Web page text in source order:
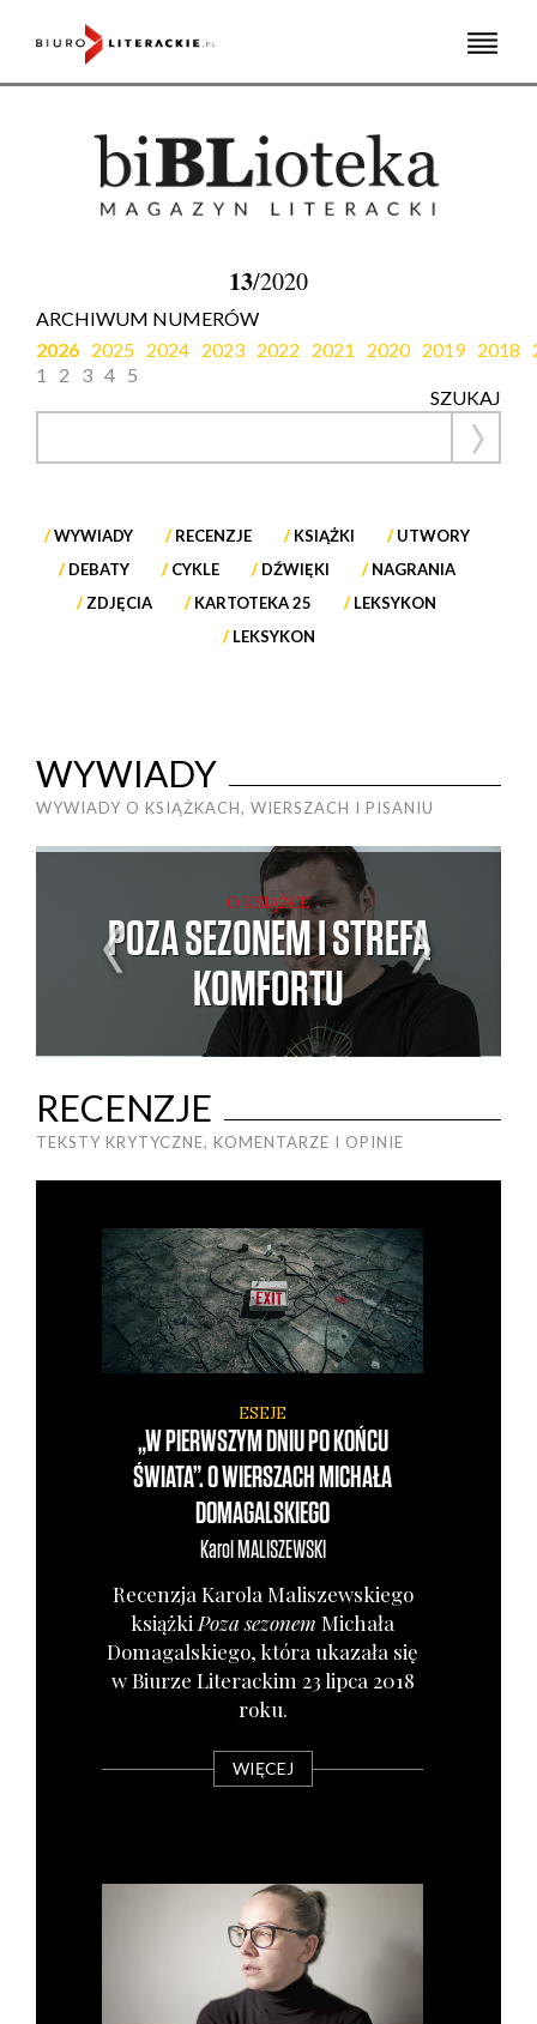
13/2020
ARCHIWUM NUMERÓW
2026 2025 2024 2023 2022 2021 2020 2019 2018
1
2 3 4 5
SZUKAJ
WYWIADY RECENZJE KSIĄŻKI
UTWORY
DEBATY
CYKLE DŹWIĘKI
NAGRANIA
ZDJĘCIA
KARTOTEKA 25
LEKSYKON
LEKSYKON
WYWIADY
WYWIADY O KSIĄŻKACH, WIERSZACH I PISANIU
O KSIĄŻCE
POZA SEZONEM I STREFĄ
KOMFORTU
RECENZJE
TEKSTY KRYTYCZNE, KOMENTARZE I OPINIE
ESEJE
„W PIERWSZYM DNIU PO KOŃCU
ŚWIATA”. O WIERSZACH MICHAŁA
DOMAGALSKIEGO
Karol MALISZEWSKI
Recen­zja Karo­la Mali­szew­skie­go
książ­ki Poza sezo­nem Micha­ła
Doma­gal­skie­go, któ­ra uka­za­ła się
w Biu­rze Lite­rac­kim 23 lip­ca 2018
roku.
WIĘCEJ